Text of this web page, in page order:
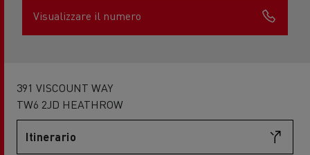
Visualizzare il numero
391 VISCOUNT WAY
TW6 2JD HEATHROW
Itinerario